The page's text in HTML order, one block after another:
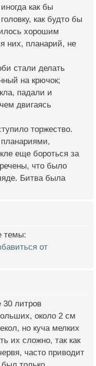
как бы
как будто бы
хорошим
них, планарий, не
стали делать
на крючок;
падали и
двигаясь
торжество.
еще бороться за
что было
Битва была
темы:
от
30 литров
около 2 см
но куча мелких
их сложно, так как
часто приводит